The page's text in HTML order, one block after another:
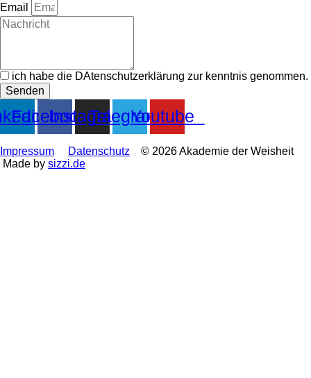
Email
ich habe die DAtenschutzerklärung zur kenntnis genommen.
Senden
Facebook
Instagram
TelegramYoutube
Impressum Datenschutz © 2026 Akademie der Weisheit
Made by sizzi.de